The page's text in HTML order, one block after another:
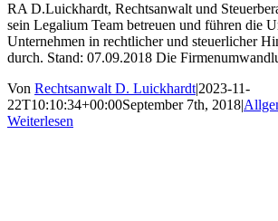
RA D.Luickhardt, Rechtsanwalt und
sein Legalium Team betreuen und führen die
Unternehmen in rechtlicher und steuerlicher
durch. Stand: 07.09.2018 Die
Von Rechtsanwalt D. Luickhardt|2023-11-
22T10:10:34+00:00September 7th, 2018|
Weiterlesen